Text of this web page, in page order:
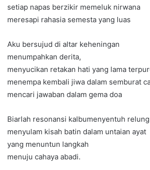
setiap napas berzikir memeluk nirwana
meresapi rahasia semesta yang luas
Aku bersujud di altar keheningan
menumpahkan derita,
menyucikan retakan hati yang lama
menempa kembali jiwa dalam semburat
mencari jawaban dalam gema doa
Biarlah resonansi kalbumenyentuh relung
menyulam kisah batin dalam untaian ayat
yang menuntun langkah
menuju cahaya abadi.